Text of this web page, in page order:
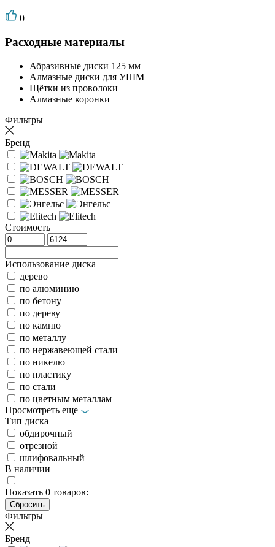
0
Расходные материалы
Абразивные диски 125 мм
Алмазные диски для УШМ
Щётки из проволоки
Алмазные коронки
Фильтры
Бренд
Стоимость
Использование диска
дерево
по алюминию
по бетону
по дереву
по камню
по металлу
по нержавеющей стали
по никелю
по пластику
по стали
по цветным металлам
Просмотреть еще
Тип диска
обдирочный
отрезной
шлифовальный
В наличии
Показать 0 товаров:
Фильтры
Бренд